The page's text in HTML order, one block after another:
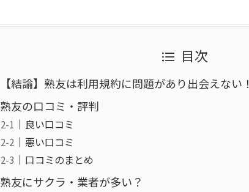
目次
【結論】熟友は利用規約に問題があり出会えない！
熟友の口コミ・評判
良い口コミ
悪い口コミ
口コミのまとめ
熟友にサクラ・業者が多い？